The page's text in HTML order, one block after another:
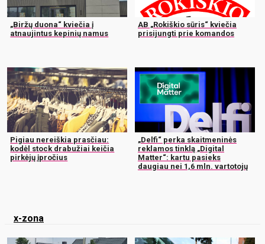
„Biržų duona“ kviečia į
atnaujintus kepinių namus
AB „Rokiškio sūris“ kviečia
prisijungti prie komandos
Pigiau nereiškia prasčiau:
kodėl stock drabužiai keičia
pirkėjų įpročius
„Delfi“ perka skaitmeninės
reklamos tinklą „Digital
Matter“: kartu pasieks
daugiau nei 1,6 mln. vartotojų
x-zona